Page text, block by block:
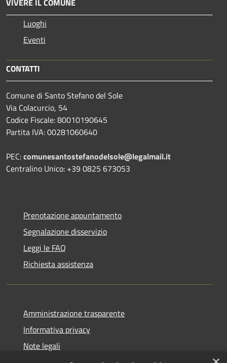
VIVERE IL COMUNE
Luoghi
Eventi
CONTATTI
Comune di Santo Stefano del Sole
Via Colacurcio, 54
Codice Fiscale: 80010190645
Partita IVA: 00281060640
PEC:comunesantostefanodelsole@legalmail.it
Centralino Unico: +39 0825 673053
Prenotazione appuntamento
Segnalazione disservizio
Leggi le FAQ
Richiesta assistenza
Amministrazione trasparente
Informativa privacy
Note legali